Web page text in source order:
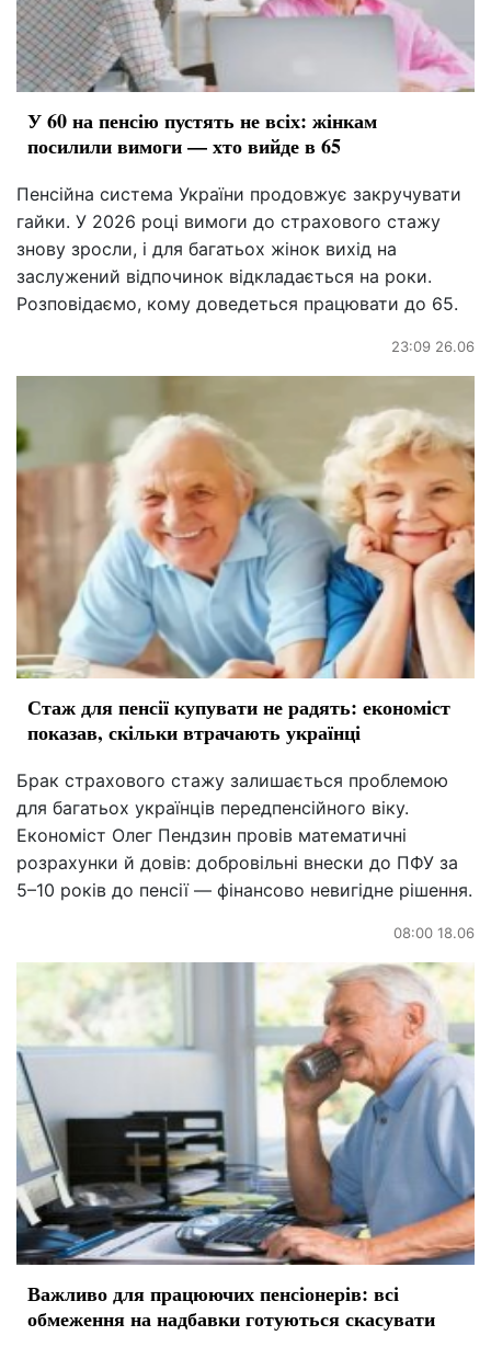
У 60 на пенсію пустять не всіх: жінкам
посилили вимоги — хто вийде в 65
Пенсійна система України продовжує закручувати
гайки. У 2026 році вимоги до страхового стажу
знову зросли, і для багатьох жінок вихід на
заслужений відпочинок відкладається на роки.
Розповідаємо, кому доведеться працювати до 65.
23:09 26.06
Стаж для пенсії купувати не радять: економіст
показав, скільки втрачають українці
Брак страхового стажу залишається проблемою
для багатьох українців передпенсійного віку.
Економіст Олег Пендзин провів математичні
розрахунки й довів: добровільні внески до ПФУ за
5–10 років до пенсії — фінансово невигідне рішення.
08:00 18.06
Важливо для працюючих пенсіонерів: всі
обмеження на надбавки готуються скасувати